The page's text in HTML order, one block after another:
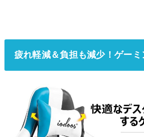
疲れ軽減＆負担も減少！ゲーミ